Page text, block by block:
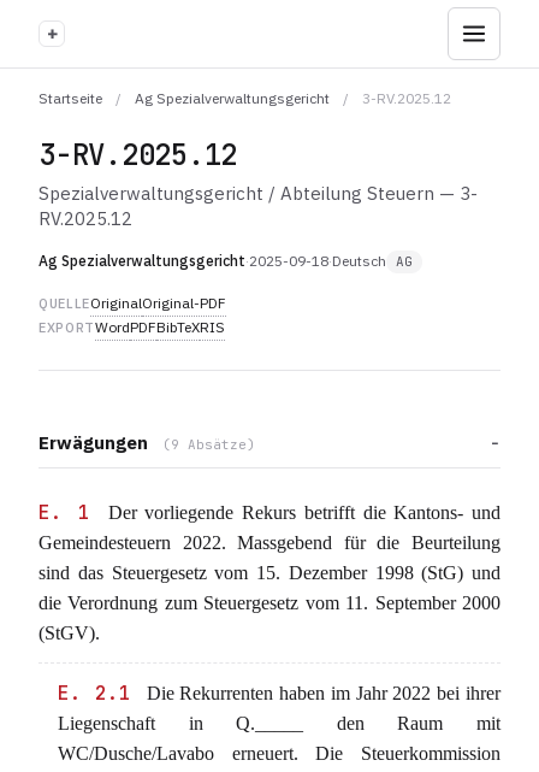
+
Startseite / Ag Spezialverwaltungsgericht / 3-RV.2025.12
3-RV.2025.12
Spezialverwaltungsgericht / Abteilung Steuern — 3-
RV.2025.12
Ag Spezialverwaltungsgericht·2025-09-18·Deutsch AG
QUELLEOriginalOriginal-PDF
EXPORTWordPDFBibTeXRIS
Erwägungen (9 Absätze)
E. 1
Der vorliegende Rekurs betrifft die Kantons- und
Gemeindesteuern 2022. Massgebend für die Beurteilung
sind das Steuergesetz vom 15. Dezember 1998 (StG) und
die Verordnung zum Steuergesetz vom 11. September 2000
(StGV).
E. 2.1
Die Rekurrenten haben im Jahr 2022 bei ihrer
Liegenschaft in Q._____ den Raum mit
WC/Dusche/Lavabo erneuert. Die Steuerkommission